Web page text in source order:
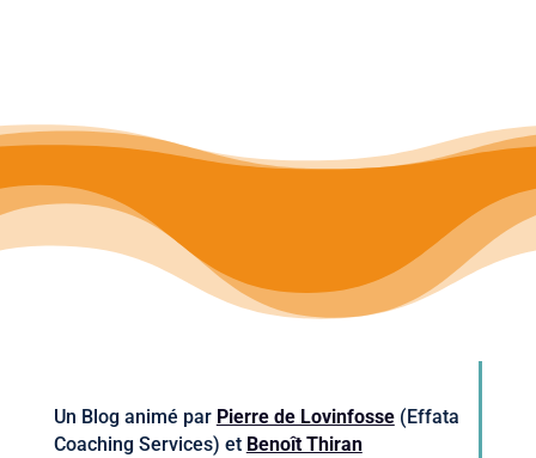
Un Blog animé par Pierre de Lovinfosse(Effata
Coaching Services) et Benoît Thiran